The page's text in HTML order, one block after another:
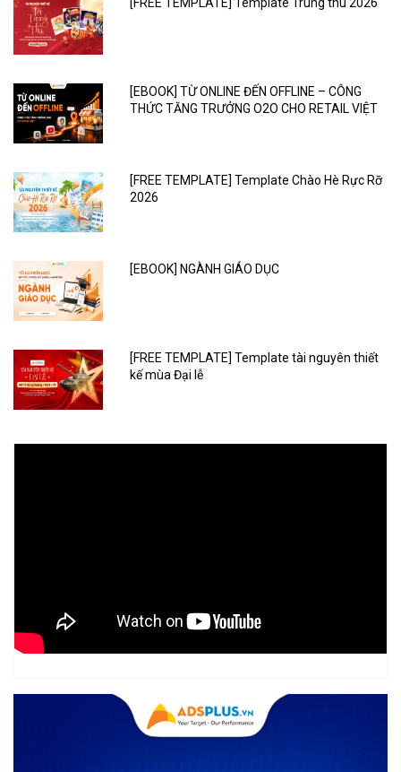
[EBOOK] TỪ ONLINE ĐẾN OFFLINE – CÔNG
THỨC TĂNG TRƯỞNG O2O CHO RETAIL VIỆT
[FREE TEMPLATE] Template Chào Hè Rực Rỡ
2026
[EBOOK] NGÀNH GIÁO DỤC
[FREE TEMPLATE] Template tài nguyên thiết
kế mùa Đại lễ